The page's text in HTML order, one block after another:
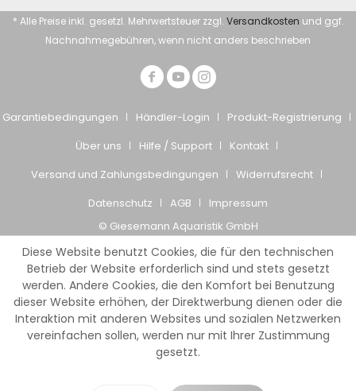
* Alle Preise inkl. gesetzl. Mehrwertsteuer zzgl. Versandkosten und ggf.
Nachnahmegebühren, wenn nicht anders beschrieben
Garantiebedingungen Händler-Login
Produkt-Registrierung
Über uns
Hilfe / Support
Kontakt
Versand und Zahlungsbedingungen
Widerrufsrecht
Datenschutz
AGB
Impressum
© Giesemann Aquaristik GmbH
Diese Website benutzt Cookies, die für den technischen
Betrieb der Website erforderlich sind und stets gesetzt
werden. Andere Cookies, die den Komfort bei Benutzung
dieser Website erhöhen, der Direktwerbung dienen oder die
Interaktion mit anderen Websites und sozialen Netzwerken
vereinfachen sollen, werden nur mit Ihrer Zustimmung
gesetzt.